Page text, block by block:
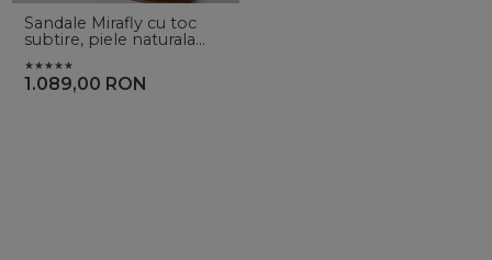
Sandale Mirafly cu toc
subtire, piele naturala
1.089,00 RON